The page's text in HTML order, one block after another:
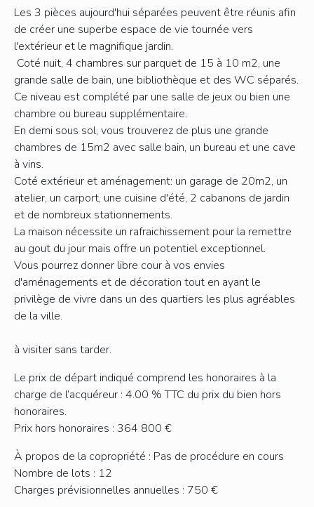
Les 3 pièces aujourd'hui séparées peuvent être réunis afin
de créer une superbe espace de vie tournée vers
l'extérieur et le magnifique jardin.
Coté nuit, 4 chambres sur parquet de 15 à 10 m2, une
grande salle de bain, une bibliothèque et des WC séparés.
Ce niveau est complété par une salle de jeux ou bien une
chambre ou bureau supplémentaire.
En demi sous sol, vous trouverez de plus une grande
chambres de 15m2 avec salle bain, un bureau et une cave
à vins.
Coté extérieur et aménagement: un garage de 20m2, un
atelier, un carport, une cuisine d'été, 2 cabanons de jardin
et de nombreux stationnements.
La maison nécessite un rafraichissement pour la remettre
au gout du jour mais offre un potentiel exceptionnel.
Vous pourrez donner libre cour à vos envies
d'aménagements et de décoration tout en ayant le
privilège de vivre dans un des quartiers les plus agréables
de la ville.
à visiter sans tarder.
Le prix de départ indiqué comprend les honoraires à la
charge de l’acquéreur : 4.00 % TTC du prix du bien hors
honoraires.
Prix hors honoraires : 364 800 €
À propos de la copropriété : Pas de procédure en cours
Nombre de lots : 12
Charges prévisionnelles annuelles : 750 €